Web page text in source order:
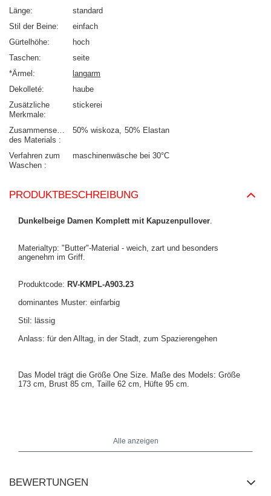
Länge
standard
Stil der Beine
einfach
Gürtelhöhe
hoch
Taschen
seite
*Ärmel
langarm
Dekolleté
haube
Zusätzliche
Merkmale
stickerei
Zusammensetzung
des Materials
50% wiskoza 50% Elastan
Verfahren zum
Waschen
maschinenwäsche bei 30°C
PRODUKTBESCHREIBUNG
Dunkelbeige Damen Komplett mit Kapuzenpullover
Materialtyp: "Butter"-Material - weich, zart und besonders
angenehm im Griff.
Produktcode: RV-KMPL-A903.23
dominantes Muster: einfarbig
Stil: lässig
Anlass: für den Alltag, in der Stadt, zum Spazierengehen
Das Model trägt die Größe One Size. Maße des Models: Größe
173 cm, Brust 85 cm, Taille 62 cm, Hüfte 95 cm.
Hüftbreite - 53 cm, Breite der Hose an der Taille - 40 cm (flach),
Breite der Hose an der Taille - 62 cm (dehnbar), Hüftbreite - 53 cm,
Alle anzeigen
BEWERTUNGEN